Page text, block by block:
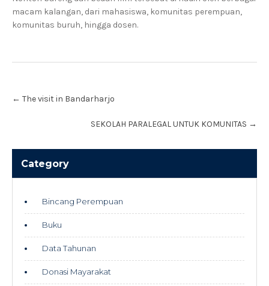
macam kalangan, dari mahasiswa, komunitas perempuan,
komunitas buruh, hingga dosen.
navigation
← The visit in Bandarharjo
SEKOLAH PARALEGAL UNTUK KOMUNITAS →
Category
Bincang Perempuan
Buku
Data Tahunan
Donasi Mayarakat